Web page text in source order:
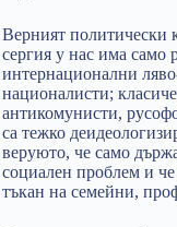
Верният политически
сергия у нас има само
интернационални
националисти;
антикомунисти,
са тежко
веруюто, че само
социален проблем и че
тъкан на семейни,